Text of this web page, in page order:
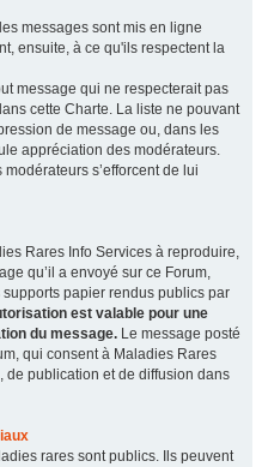
messages sont mis en ligne
ensuite, à ce qu'ils respectent la
message qui ne respecterait pas
cette Charte. La liste ne pouvant
de message ou, dans les
appréciation des modérateurs.
s’efforcent de lui
Rares Info Services à reproduire,
qu’il a envoyé sur ce Forum,
papier rendus publics par
est valable pour une
du message. Le message posté
qui consent à Maladies Rares
de publication et de diffusion dans
rares sont publics. Ils peuvent